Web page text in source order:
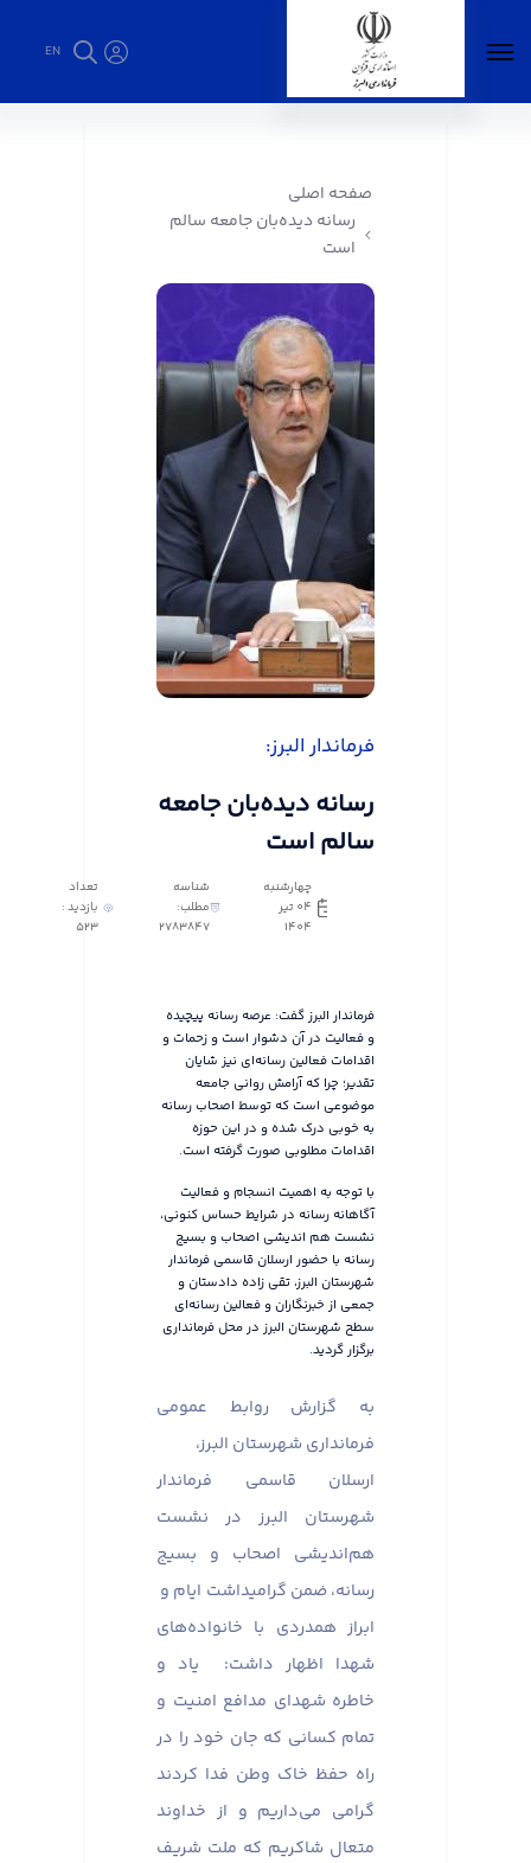
EN
صفحه اصلی
رسانه دیده‌بان جامعه سالم
است
فرماندار البرز:
رسانه دیده‌بان جامعه
سالم است
چهارشنبه
04 تیر
1404
شناسه
مطلب:
2783847
تعداد
بازدید :
523
فرماندار البرز گفت: عرصه رسانه پیچیده
و فعالیت در آن دشوار است و زحمات و
اقدامات فعالین رسانه‌ای نیز شایان
تقدیر؛ چرا که آرامش روانی جامعه
موضوعی است که توسط اصحاب رسانه
به خوبی درک شده و در این حوزه
اقدامات مطلوبی صورت گرفته است.
با توجه به اهمیت انسجام و فعالیت
آگاهانه رسانه در شرایط حساس کنونی،
نشست هم اندیشی اصحاب و بسیج
رسانه با حضور ارسلان قاسمی فرماندار
شهرستان البرز، تقی زاده دادستان و
جمعی از خبرنگاران و فعالین رسانه‌ای
سطح شهرستان البرز در محل فرمانداری
برگزار گردید.
به گزارش روابط عمومی
فرمانداری شهرستان البرز،
ارسلان قاسمی فرماندار
شهرستان البرز در نشست
هم‌اندیشی اصحاب و بسیج
رسانه، ضمن گرامیداشت ایام و
ابراز همدردی با خانواده‌های
شهدا اظهار داشت: یاد و
خاطره شهدای مدافع امنیت و
تمام کسانی که جان خود را در
راه حفظ خاک وطن فدا کردند
گرامی می‌داریم و از خداوند
متعال شاکریم که ملت شریف